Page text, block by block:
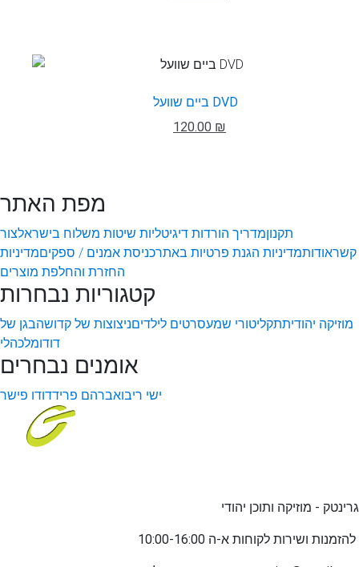
ביים שוועל DVD
120.00 ₪
מפת האתר
תקנוןמדריך הורדות דיגיטליות שיטות משלוח בישראלצור
קשראודותמדיניות הגנת פרטיות באתרכניסת אמנים / ספקיםמדיניות
החזרת והחלפת מוצרים
קטגוריות נבחרות
מוזיקה יהודיתתקליטורי שמעסרטים לילדיםניצוצות של קדושהבגן של
דודומלכהלי
אומנים נבחרים
ישי ריבואברהם פרידדודו פישר
גרינטק - מוזיקה ותוכן יהודי
להזמנות ו